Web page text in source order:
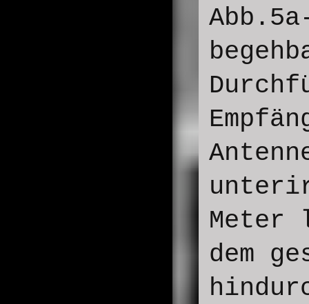
Meter
dem